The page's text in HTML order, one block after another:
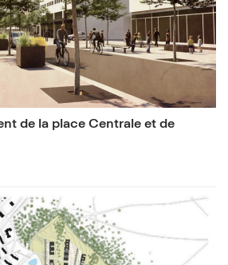
de la place Centrale et de